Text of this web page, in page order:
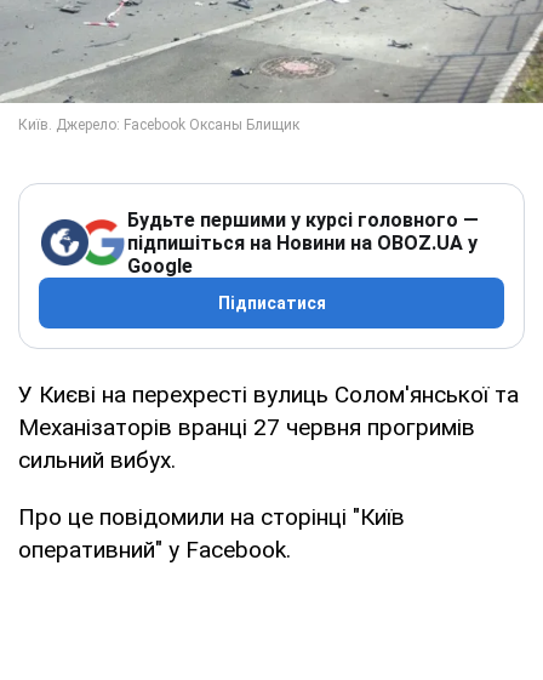
Будьте першими у курсі головного —
підпишіться на Новини на OBOZ.UA у
Google
Підписатися
У Києві на перехресті вулиць Солом'янської та
Механізаторів вранці 27 червня прогримів
сильний вибух.
Про це повідомили на сторінці "Київ
оперативний" у Facebook.